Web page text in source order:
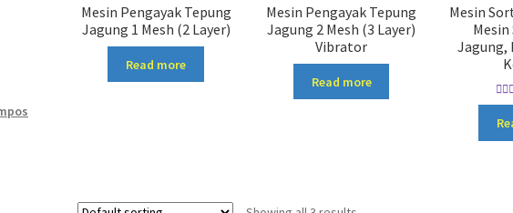
Mesin Pengayak Tepung
Jagung 1 Mesh (2 Layer)
Read more
Mesin Pengayak Tepung
Jagung 2 Mesh (3 Layer)
Vibrator
Read more
Mesin
Jagung,